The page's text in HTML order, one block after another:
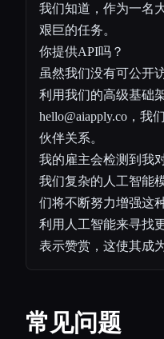
我们知道，作为一名
艰巨的任务。
你提供API吗？
虽然我们没有可公开
利用我们的高级基础
hello@aiapply.co ，我
伙伴关系。
我的雇主会检测到我
我们复杂的人工智能
们将不断努力增强这
利用人工智能来寻找
表示赞赏，这使其成
常见问题